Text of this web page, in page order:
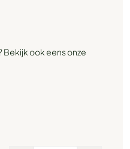
Bekijk ook eens onze